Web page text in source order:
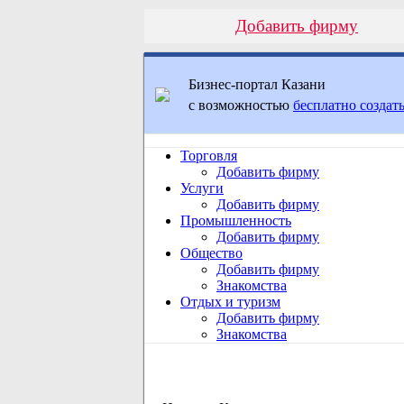
Добавить фирму
Бизнес-портал Казани
с возможностью бесплатно
Торговля
Добавить фирму
Услуги
Добавить фирму
Промышленность
Добавить фирму
Общество
Добавить фирму
Знакомства
Отдых и туризм
Добавить фирму
Знакомства